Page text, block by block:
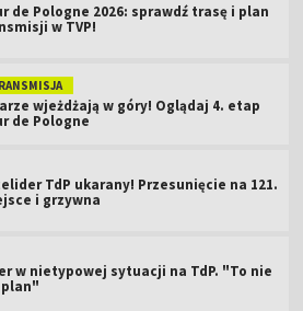
de Pologne 2026: sprawdź trasę i plan
w TVP!
wjeżdżają w góry! Oglądaj 4. etap
de Pologne
TdP ukarany! Przesunięcie na 121.
i grzywna
w nietypowej sytuacji na TdP. "To nie
plan"